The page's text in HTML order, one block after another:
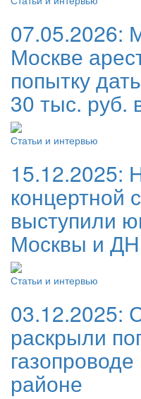
07.05.2026:
Москве
попытку
30 тыс. руб.
Статьи и интервью
15.12.2025:
концертной
выступили
Москвы и
Статьи и интервью
03.12.2025:
раскрыли
районе